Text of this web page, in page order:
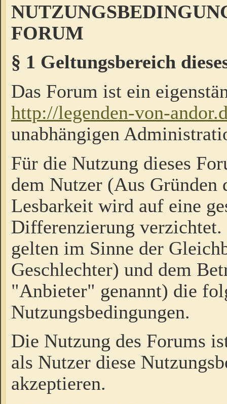
FORUM
§ 1 Geltungsbereich
Das Forum ist ein
http://legenden-von-
unabhängigen
Für die Nutzung dieses
dem Nutzer (Aus Gründen
Lesbarkeit wird auf eine
Differenzierung
gelten im Sinne der
Geschlechter) und dem
"Anbieter" genannt) die
Nutzungsbedingungen.
Die Nutzung des Forums
als Nutzer diese
akzeptieren.